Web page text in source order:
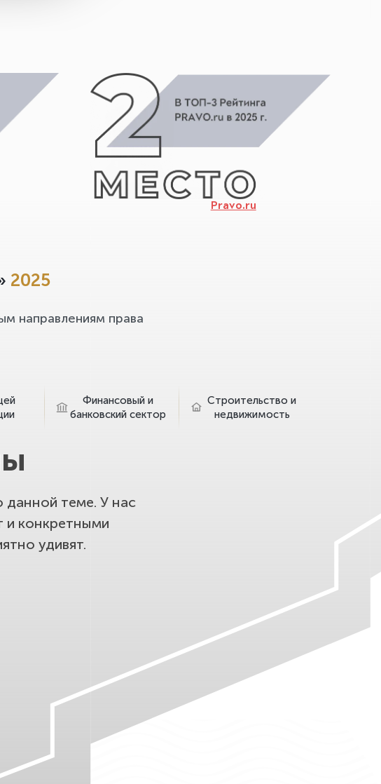
Pravo.ru
2025
направлениям права
Финансовый и
банковский сектор
Строительство и
недвижимость
теме. У нас
и конкретными
удивят.